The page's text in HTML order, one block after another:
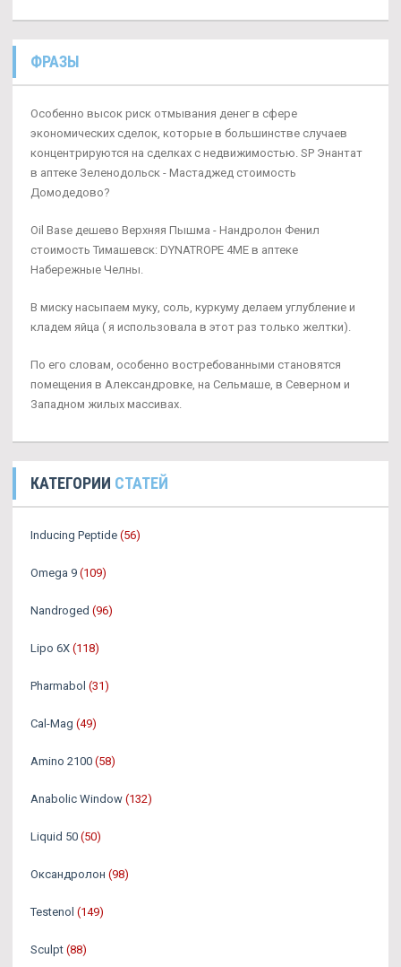
ФРАЗЫ
Особенно высок риск отмывания денег в сфере
экономических сделок, которые в большинстве случаев
концентрируются на сделках с недвижимостью. SP Энантат
в аптеке Зеленодольск - Мастаджед стоимость
Домодедово?
Oil Base дешево Верхняя Пышма - Нандролон Фенил
стоимость Тимашевск: DYNATROPE 4ME в аптеке
Набережные Челны.
В миску насыпаем муку, соль, куркуму делаем углубление и
кладем яйца ( я использовала в этот раз только желтки).
По его словам, особенно востребованными становятся
помещения в Александровке, на Сельмаше, в Северном и
Западном жилых массивах.
КАТЕГОРИИ СТАТЕЙ
Inducing Peptide (56)
Omega 9 (109)
Nandroged (96)
Lipo 6X (118)
Pharmabol (31)
Cal-Mag (49)
Amino 2100 (58)
Anabolic Window (132)
Liquid 50 (50)
Оксандролон (98)
Testenol (149)
Sculpt (88)